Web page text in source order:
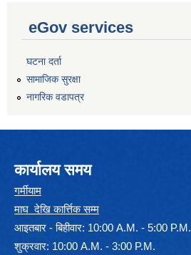
eGov services
घटना दर्ता
सामाजिक सुरक्षा
नागरिक वडापत्र
कार्यालय समय
गर्मीयाम
माघ देखि कार्त्तिक सम्म
आइतबार - बिहीवार: 10:00 A.M. - 5:00 P.M.
शुक्रवार: 10:00 A.M. - 3:00 P.M.